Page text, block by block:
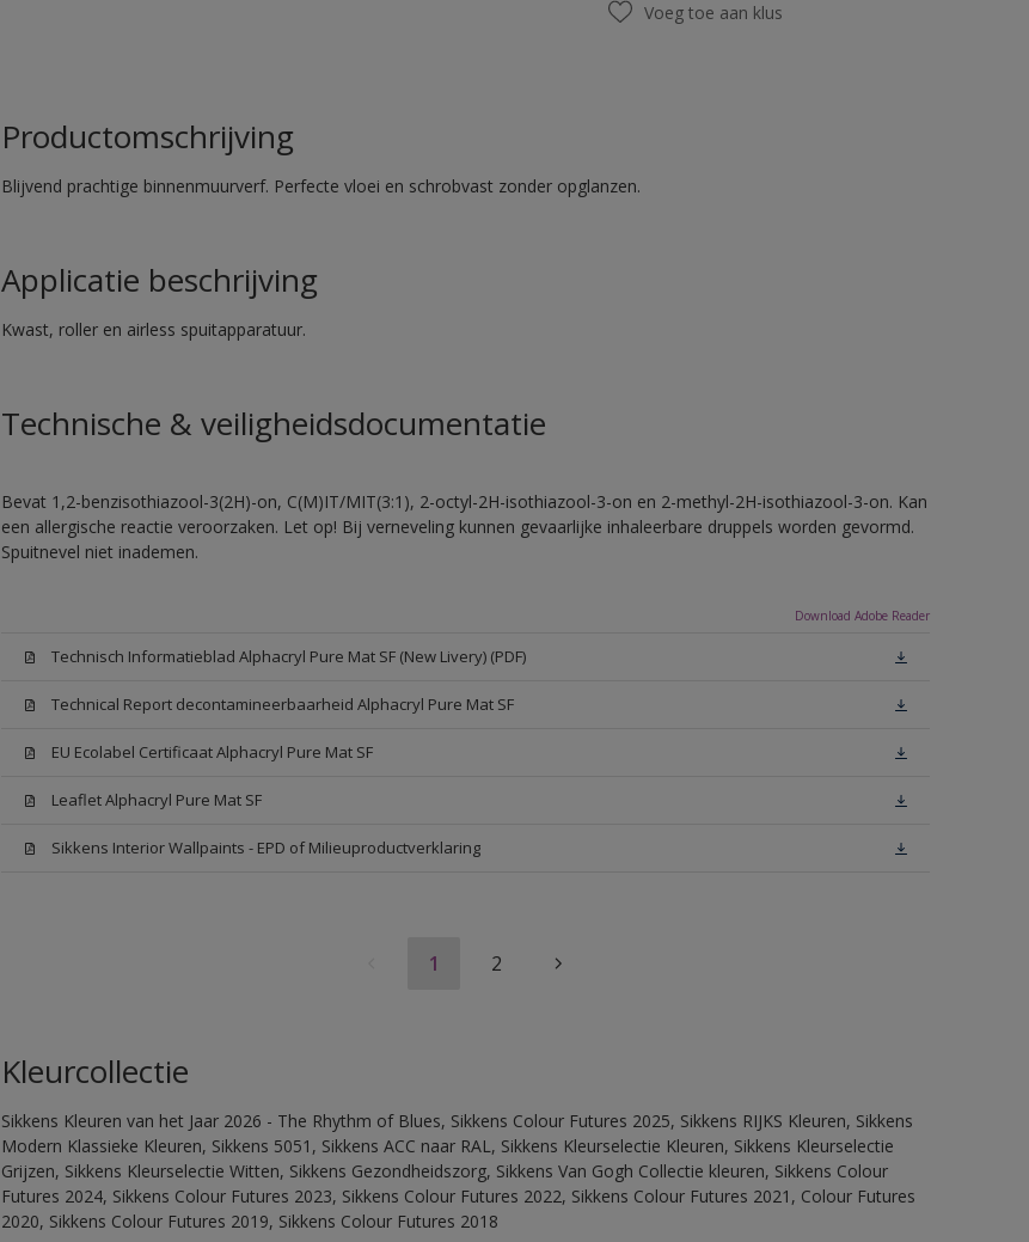
Voeg toe aan klus
Productomschrijving
Blijvend prachtige binnenmuurverf. Perfecte vloei en schrobvast zonder opglanzen.
Applicatie beschrijving
Kwast, roller en airless spuitapparatuur.
Technische & veiligheidsdocumentatie
Bevat 1,2-benzisothiazool-3(2H)-on, C(M)IT/MIT(3:1), 2-octyl-2H-isothiazool-3-on en 2-methyl-2H-isothiazool-3-on. Kan
een allergische reactie veroorzaken. Let op! Bij verneveling kunnen gevaarlijke inhaleerbare druppels worden gevormd.
Spuitnevel niet inademen.
Download Adobe Reader
Technisch Informatieblad Alphacryl Pure Mat SF (New Livery) (PDF)
Technical Report decontamineerbaarheid Alphacryl Pure Mat SF
EU Ecolabel Certificaat Alphacryl Pure Mat SF
Leaflet Alphacryl Pure Mat SF
Sikkens Interior Wallpaints - EPD of Milieuproductverklaring
1 2
Kleurcollectie
Sikkens Kleuren van het Jaar 2026 - The Rhythm of Blues, Sikkens Colour Futures 2025, Sikkens RIJKS Kleuren, Sikkens
Modern Klassieke Kleuren, Sikkens 5051, Sikkens ACC naar RAL, Sikkens Kleurselectie Kleuren, Sikkens Kleurselectie
Grijzen, Sikkens Kleurselectie Witten, Sikkens Gezondheidszorg, Sikkens Van Gogh Collectie kleuren, Sikkens Colour
Futures 2024, Sikkens Colour Futures 2023, Sikkens Colour Futures 2022, Sikkens Colour Futures 2021, Colour Futures
2020, Sikkens Colour Futures 2019, Sikkens Colour Futures 2018